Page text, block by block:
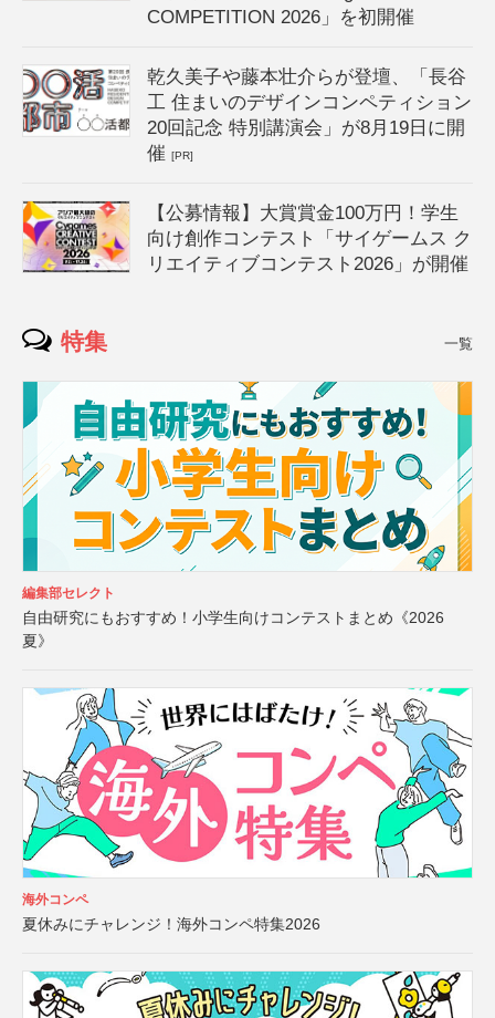
COMPETITION 2026」を初開催
乾久美子や藤本壮介らが登壇、「長谷
工 住まいのデザインコンペティション
20回記念 特別講演会」が8月19日に開
催[PR]
【公募情報】大賞賞金100万円！学生
向け創作コンテスト「サイゲームス ク
リエイティブコンテスト2026」が開催
特集 一覧
編集部セレクト
自由研究にもおすすめ！小学生向けコンテストまとめ《2026
夏》
海外コンペ
夏休みにチャレンジ！海外コンペ特集2026